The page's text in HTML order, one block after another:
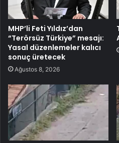
MHP’li Feti Yıldız’dan
“Terörsüz Türkiye” mesajı:
Yasal düzenlemeler kalıcı
sonuç üretecek
Ağustos 8, 2026